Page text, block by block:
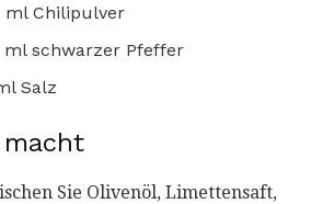
ml Chilipulver
ml schwarzer Pfeffer
Salz
Sie Olivenöl, Limettensaft,